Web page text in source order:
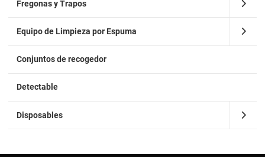
Fregonas y Trapos
Equipo de Limpieza por Espuma
Conjuntos de recogedor
Detectable
Disposables